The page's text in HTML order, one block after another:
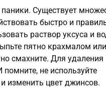
Существует
быстро и
раствор уксуса и
пятно крахмалом или
смахните. Для удаления
не используйте
изменить цвет джинсов.